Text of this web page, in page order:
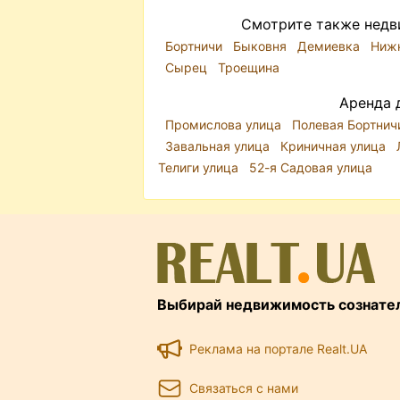
Смотрите также
Бортничи Быковня Демиевка
Сырец
Троещина
Аренда
Промислова улица Полевая
Завальная улица
Криничная улица
Телиги улица
52-я Садовая улица
Выбирай недвижимость
Реклама на портале Realt.UA
Связаться с нами